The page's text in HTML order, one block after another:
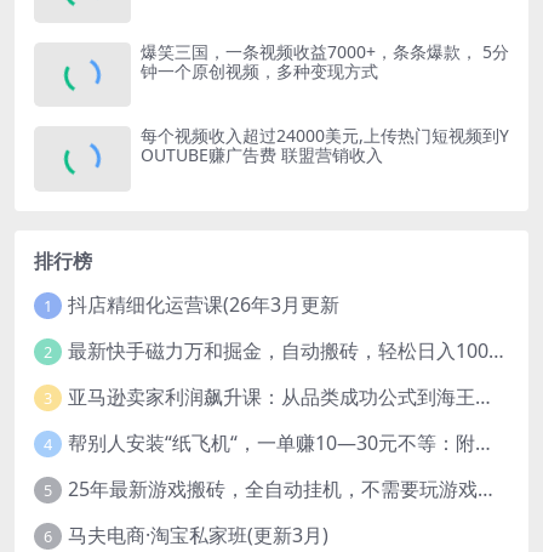
爆笑三国，一条视频收益7000+，条条爆款， 5分
钟一个原创视频，多种变现方式
每个视频收入超过24000美元,上传热门短视频到Y
OUTUBE赚广告费 联盟营销收入
排行榜
1 抖店精细化运营课(26年3月更新
2 最新快手磁力万和掘金，自动搬砖，轻松日入100-200，操作简单
3 亚马逊卖家利润飙升课：从品类成功公式到海王打法，让每个SKU都成爆款一路飙升(更新26年3月
4 帮别人安装“纸飞机“，一单赚10—30元不等：附：免费节点
5 25年最新游戏搬砖，全自动挂机，不需要玩游戏，单手机操作日入300+
6 马夫电商·淘宝私家班(更新3月)